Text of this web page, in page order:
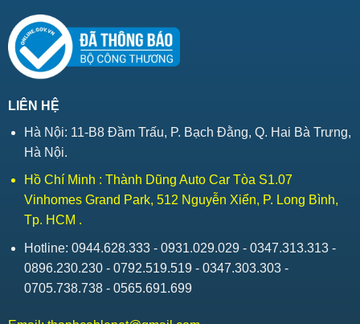
LIÊN HỆ
Hà Nội: 11-B8 Đầm Trấu, P. Bạch Đằng, Q. Hai Bà Trưng,
Hà Nội.
Hồ Chí Minh : Thành Dũng Auto Car Tòa S1.07
Vinhomes Grand Park, 512 Nguyễn Xiển, P. Long Bình,
Tp. HCM .
Hotline: 0944.628.333 - 0931.029.029 - 0347.313.313 -
0896.230.230 - 0792.519.519 - 0347.303.303 -
0705.738.738 - 0565.691.699